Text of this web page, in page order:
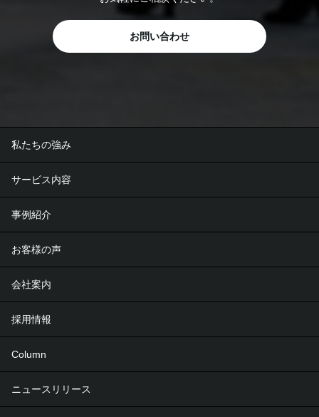
お問い合わせ
私たちの強み
サービス内容
事例紹介
お客様の声
会社案内
採用情報
Column
ニュースリリース